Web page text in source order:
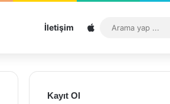
İletişim Sitemap
Kayıt Ol